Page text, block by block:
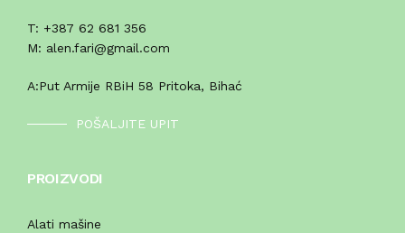
T: +387 62 681 356
M: alen.fari@gmail.com
A:Put Armije RBiH 58 Pritoka, Bihać
POŠALJITE UPIT
PROIZVODI
Alati mašine